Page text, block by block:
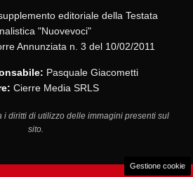
editoriale della Testata
"Nuovevoci"
Annunziata n. 3 del 10/02/2011
Pasquale Giacometti
Cierre Media SRLS
i diritti di utilizzo delle immagini presenti sul
sito.
Gestione cookie